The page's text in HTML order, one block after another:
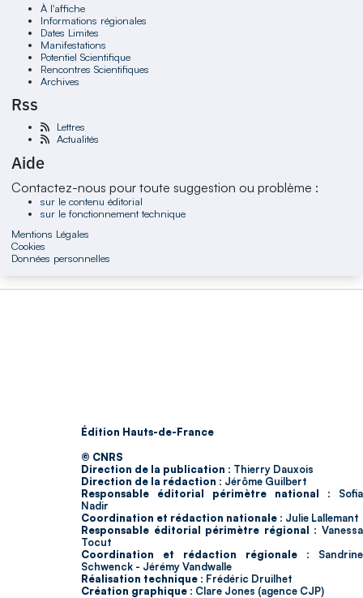
À l'affiche
Informations régionales
Dates Limites
Manifestations
Potentiel Scientifique
Rencontres Scientifiques
Archives
Rss
Lettres
Actualités
Aide
Contactez-nous pour toute suggestion ou problème :
sur le contenu éditorial
sur le fonctionnement technique
Mentions Légales
Cookies
Données personnelles
Édition Hauts-de-France
© CNRS
Direction de la publication : Thierry Dauxois
Direction de la rédaction : Jérôme Guilbert
Responsable éditorial périmètre national : Sofia
Nadir
Coordination et rédaction nationale : Julie Lallemant
Responsable éditorial périmètre régional : Vanessa
Tocut
Coordination et rédaction régionale : Sandrine
Schwenck - Jérémy Vandwalle
Réalisation technique : Frédéric Druilhet
Création graphique : Clare Jones (agence CJP)